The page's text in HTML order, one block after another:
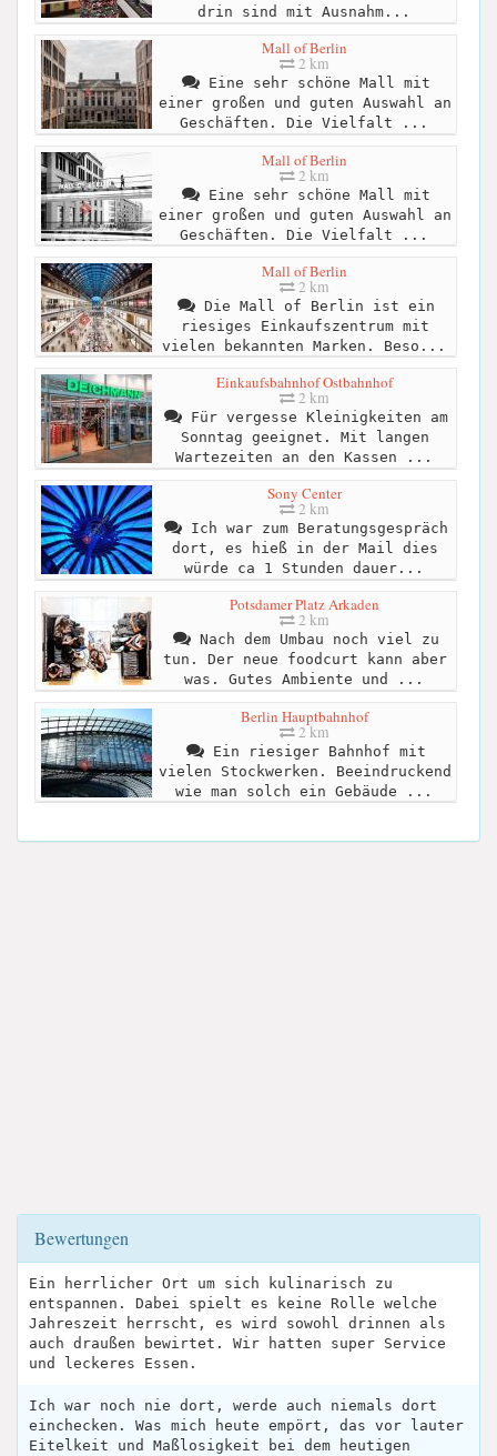
drin sind mit Ausnahm...
Mall of Berlin
2 km
Eine sehr schöne Mall mit
einer großen und guten Auswahl an
Geschäften. Die Vielfalt ...
Mall of Berlin
2 km
Eine sehr schöne Mall mit
einer großen und guten Auswahl an
Geschäften. Die Vielfalt ...
Mall of Berlin
2 km
Die Mall of Berlin ist ein
riesiges Einkaufszentrum mit
vielen bekannten Marken. Beso...
Einkaufsbahnhof Ostbahnhof
2 km
Für vergesse Kleinigkeiten am
Sonntag geeignet. Mit langen
Wartezeiten an den Kassen ...
Sony Center
2 km
Ich war zum Beratungsgespräch
dort, es hieß in der Mail dies
würde ca 1 Stunden dauer...
Potsdamer Platz Arkaden
2 km
Nach dem Umbau noch viel zu
tun. Der neue foodcurt kann aber
was. Gutes Ambiente und ...
Berlin Hauptbahnhof
2 km
Ein riesiger Bahnhof mit
vielen Stockwerken. Beeindruckend
wie man solch ein Gebäude ...
Bewertungen
Ein herrlicher Ort um sich kulinarisch zu
entspannen. Dabei spielt es keine Rolle welche
Jahreszeit herrscht, es wird sowohl drinnen als
auch draußen bewirtet. Wir hatten super Service
und leckeres Essen.
Ich war noch nie dort, werde auch niemals dort
einchecken. Was mich heute empört, das vor lauter
Eitelkeit und Maßlosigkeit bei dem heutigen